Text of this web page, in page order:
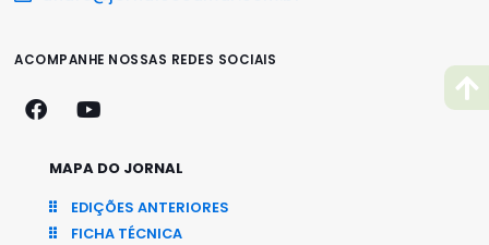
ACOMPANHE NOSSAS REDES SOCIAIS
MAPA DO JORNAL
EDIÇÕES ANTERIORES
FICHA TÉCNICA